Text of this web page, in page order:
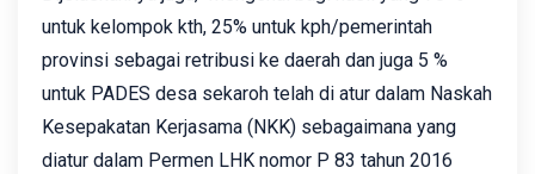
untuk kelompok kth, 25% untuk kph/pemerintah
provinsi sebagai retribusi ke daerah dan juga 5 %
untuk PADES desa sekaroh telah di atur dalam Naskah
Kesepakatan Kerjasama (NKK) sebagaimana yang
diatur dalam Permen LHK nomor P 83 tahun 2016